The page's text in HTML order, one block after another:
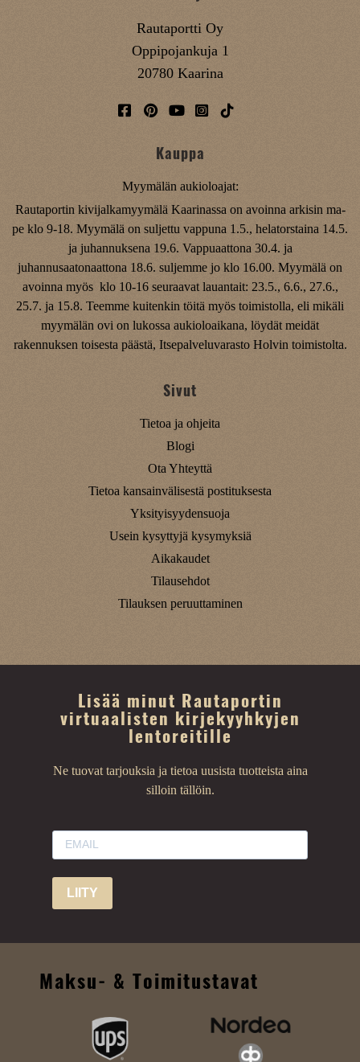
Rautaportti Oy
Oppipojankuja 1
20780 Kaarina
Kauppa
Myymälän aukioloajat:
Rautaportin kivijalkamyymälä Kaarinassa on avoinna arkisin ma-
pe klo 9-18. Myymälä on suljettu vappuna 1.5., helatorstaina 14.5.
ja juhannuksena 19.6. Vappuaattona 30.4. ja
juhannusaatonaattona 18.6. suljemme jo klo 16.00. Myymälä on
avoinna myös klo 10-16 seuraavat lauantait: 23.5., 6.6., 27.6.,
25.7. ja 15.8. Teemme kuitenkin töitä myös toimistolla, eli mikäli
myymälän ovi on lukossa aukioloaikana, löydät meidät
rakennuksen toisesta päästä, Itsepalveluvarasto Holvin toimistolta.
Sivut
Tietoa ja ohjeita
Blogi
Ota Yhteyttä
Tietoa kansainvälisestä postituksesta
Yksityisyydensuoja
Usein kysyttyjä kysymyksiä
Aikakaudet
Tilausehdot
Tilauksen peruuttaminen
Lisää minut Rautaportin
virtuaalisten kirjekyyhkyjen
lentoreitille
Ne tuovat tarjouksia ja tietoa uusista tuotteista aina
silloin tällöin.
LIITY
Maksu- & Toimitustavat